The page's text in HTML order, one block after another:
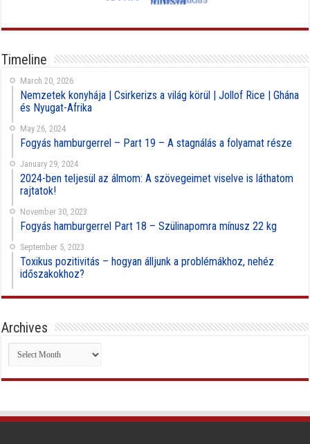
Timeline
March 20, 2026
Nemzetek konyhája | Csirkerizs a világ körül | Jollof Rice | Ghána
és Nyugat-Afrika
May 26, 2024
Fogyás hamburgerrel – Part 19 – A stagnálás a folyamat része
January 29, 2024
2024-ben teljesül az álmom: A szövegeimet viselve is láthatom
rajtatok!
November 30, 2023
Fogyás hamburgerrel Part 18 – Szülinapomra mínusz 22 kg
September 5, 2023
Toxikus pozitivitás – hogyan álljunk a problémákhoz, nehéz
időszakokhoz?
Archives
Archives